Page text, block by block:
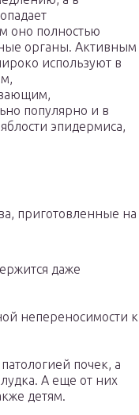
оно полностью
органы. Активным
используют в
популярно и в
эпидермиса,
приготовленные на
даже
непереносимости к
почек, а
А еще от них
детям.